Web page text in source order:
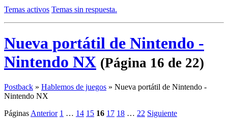
Temas activos Temas sin respuesta.
Nueva portátil de Nintendo -
Nintendo NX (Página 16 de 22)
Postback » Hablemos de juegos » Nueva portátil de Nintendo -
Nintendo NX
Páginas Anterior 1 … 14 15 16 17 18 … 22 Siguiente